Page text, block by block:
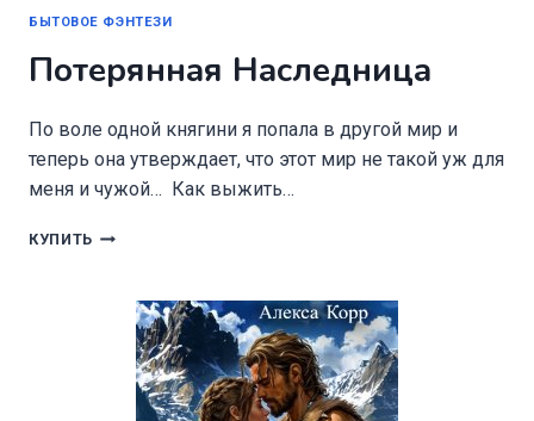
БЫТОВОЕ ФЭНТЕЗИ
Потерянная Наследница
По воле одной княгини я попала в другой мир и
теперь она утверждает, что этот мир не такой уж для
меня и чужой… Как выжить…
КУПИТЬ ПОТЕРЯННАЯ